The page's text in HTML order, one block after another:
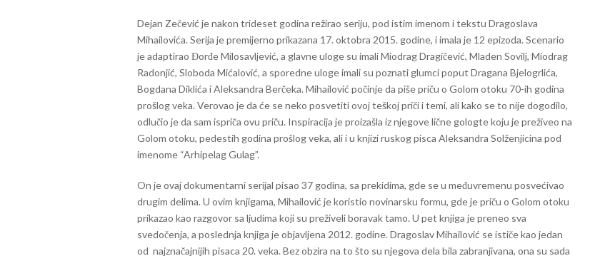
Dejan Zečević je nakon trideset godina režirao seriju, pod istim imenom i tekstu Dragoslava
Mihailovića. Serija je premijerno prikazana 17. oktobra 2015. godine, i imala je 12 epizoda. Scenario
je adaptirao Đorđe Milosavljević, a glavne uloge su imali Miodrag Dragičević, Mladen Sovilj, Miodrag
Radonjić, Sloboda Mićalović, a sporedne uloge imali su poznati glumci poput Dragana Bjelogrlića,
Bogdana Diklića i Aleksandra Berčeka. Mihailović počinje da piše priču o Golom otoku 70-ih godina
prošlog veka. Verovao je da će se neko posvetiti ovoj teškoj priči i temi, ali kako se to nije dogodilo,
odlučio je da sam ispriča ovu priču. Inspiracija je proizašla iz njegove lične gologte koju je preživeo na
Golom otoku, pedestih godina prošlog veka, ali i u knjizi ruskog pisca Aleksandra Solženjicina pod
imenome “Arhipelag Gulag”.
On je ovaj dokumentarni serijal pisao 37 godina, sa prekidima, gde se u međuvremenu posvećivao
drugim delima. U ovim knjigama, Mihailović je koristio novinarsku formu, gde je priču o Golom otoku
prikazao kao razgovor sa ljudima koji su preživeli boravak tamo. U pet knjiga je preneo sva
svedočenja, a poslednja knjiga je objavljena 2012. godine. Dragoslav Mihailović se ističe kao jedan
od najznačajnijih pisaca 20. veka. Bez obzira na to što su njegova dela bila zabranjivana, ona su sada